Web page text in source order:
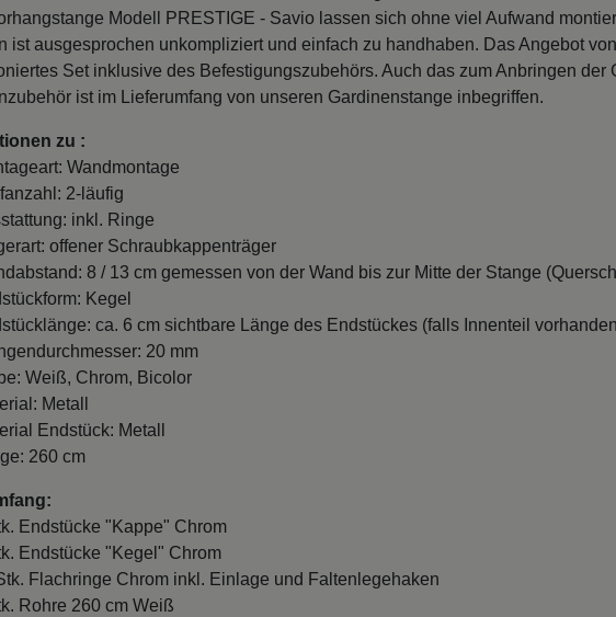
Modell PRESTIGE - Savio lassen sich ohne viel Aufwand
ist ausgesprochen unkompliziert und einfach zu handhaben. Das Angebot
Set inklusive des Befestigungszubehörs. Auch das zum Anbringen der
ist im Lieferumfang von unseren Gardinenstange inbegriffen.
zu :
Wandmontage
2-läufig
inkl. Ringe
offener Schraubkappenträger
8 / 13 cm gemessen von der Wand bis zur Mitte der Stange
Kegel
ca. 6 cm sichtbare Länge des Endstückes (falls Innenteil
20 mm
Weiß, Chrom, Bicolor
Metall
Endstück: Metall
260 cm
Endstücke "Kappe" Chrom
Endstücke "Kegel" Chrom
Flachringe Chrom inkl. Einlage und Faltenlegehaken
Rohre 260 cm Weiß